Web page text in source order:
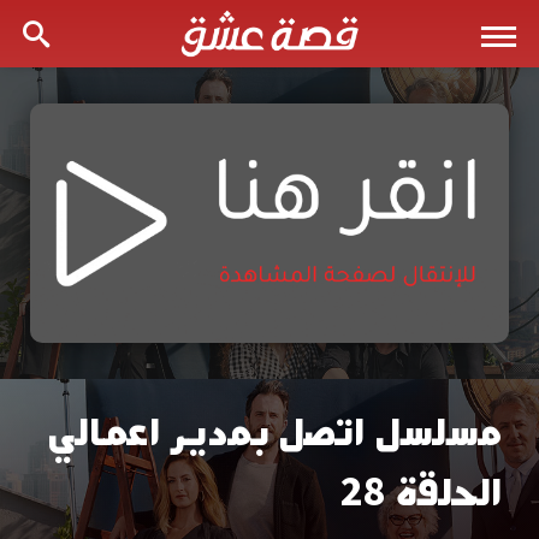
مشاهدة
مسلسل
مسلسل اتصل بمدير اعمالي
الحلقة 28